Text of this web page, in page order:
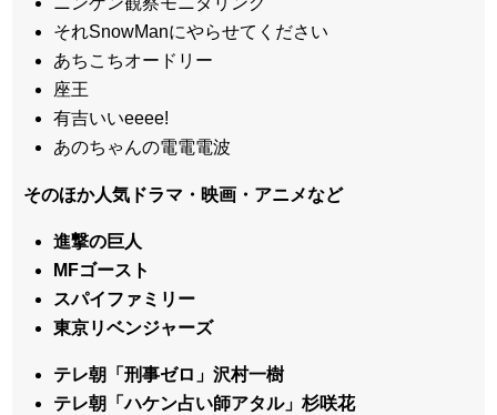
それSnowManにやらせてください
あちこちオードリー
座王
有吉いいeeee!
あのちゃんの電電電波
そのほか人気ドラマ・映画・アニメなど
進撃の巨人
MFゴースト
スパイファミリー
東京リベンジャーズ
テレ朝「刑事ゼロ」沢村一樹
テレ朝「ハケン占い師アタル」杉咲花